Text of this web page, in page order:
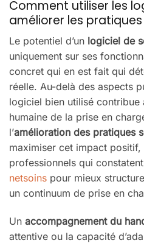
Comment utiliser les
améliorer les
Le potentiel d’un logiciel de
uniquement sur ses
concret qui en est fait qui
réelle. Au-delà des aspects
logiciel bien utilisé
humaine de la prise en
l’amélioration des pratiques
maximiser cet impact
professionnels qui
netsoins pour mieux
un continuum de prise en
Un accompagnement du
attentive ou la capacité